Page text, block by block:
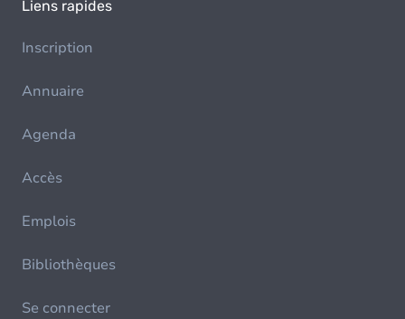
Liens rapides
Inscription
Annuaire
Agenda
Accès
Emplois
Bibliothèques
Se connecter